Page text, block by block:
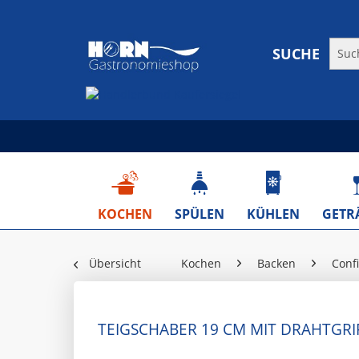
SUCHE
KOCHEN SPÜLEN KÜHLEN
Übersicht Kochen Backen
TEIGSCHABER 19 CM MIT